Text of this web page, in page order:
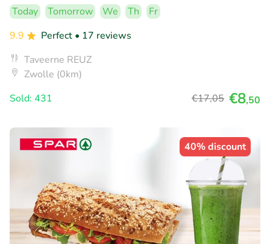
Today Tomorrow We Th
Fr
9.9
Perfect • 17 reviews
Taveerne REUZ
Zwolle (0km)
Sold: 431
€17,05 €8,50
40% discount